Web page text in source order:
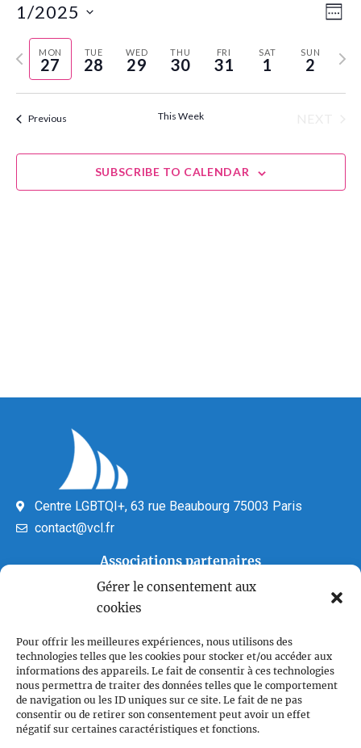
Gérer le consentement aux
cookies
Pour offrir les meilleures expériences, nous utilisons des
technologies telles que les cookies pour stocker et/ou accéder aux
informations des appareils. Le fait de consentir à ces technologies
nous permettra de traiter des données telles que le comportement
de navigation ou les ID uniques sur ce site. Le fait de ne pas
consentir ou de retirer son consentement peut avoir un effet
négatif sur certaines caractéristiques et fonctions.
1/2025
Select
date.MON
27
TUE
28
WED
29
THU
30
FRI
31
SAT
1
SUN
2
Previous
week
Next
Previous This Week
SUBSCRIBE TO CALENDAR
Centre LGBTQI+, 63 rue Beaubourg 75003 Paris
contact@vcl.fr
Associations partenaires
Plan du site
Accueil